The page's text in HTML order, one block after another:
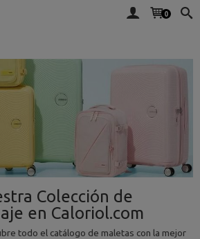
0
Colección de
en Caloriol.com
todo el catálogo de maletas con la mejor